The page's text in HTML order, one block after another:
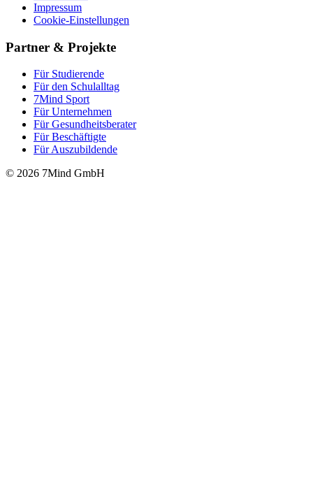
Impressum
Cookie-Einstellungen
Partner & Projekte
Für Stu­die­rende
Für den Schulalltag
7Mind Sport
Für Unter­neh­men
Für Gesund­heits­be­ra­ter
Für Beschäftigte
Für Auszubildende
© 2026 7Mind GmbH